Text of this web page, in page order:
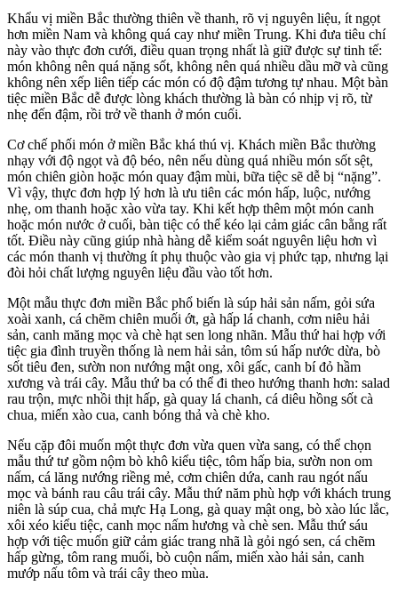
Khẩu vị miền Bắc thường thiên về thanh, rõ vị nguyên liệu, ít ngọt
hơn miền Nam và không quá cay như miền Trung. Khi đưa tiêu chí
này vào thực đơn cưới, điều quan trọng nhất là giữ được sự tinh tế:
món không nên quá nặng sốt, không nên quá nhiều dầu mỡ và cũng
không nên xếp liên tiếp các món có độ đậm tương tự nhau. Một bàn
tiệc miền Bắc dễ được lòng khách thường là bàn có nhịp vị rõ, từ
nhẹ đến đậm, rồi trở về thanh ở món cuối.
Cơ chế phối món ở miền Bắc khá thú vị. Khách miền Bắc thường
nhạy với độ ngọt và độ béo, nên nếu dùng quá nhiều món sốt sệt,
món chiên giòn hoặc món quay đậm mùi, bữa tiệc sẽ dễ bị “nặng”.
Vì vậy, thực đơn hợp lý hơn là ưu tiên các món hấp, luộc, nướng
nhẹ, om thanh hoặc xào vừa tay. Khi kết hợp thêm một món canh
hoặc món nước ở cuối, bàn tiệc có thể kéo lại cảm giác cân bằng rất
tốt. Điều này cũng giúp nhà hàng dễ kiểm soát nguyên liệu hơn vì
các món thanh vị thường ít phụ thuộc vào gia vị phức tạp, nhưng lại
đòi hỏi chất lượng nguyên liệu đầu vào tốt hơn.
Một mẫu thực đơn miền Bắc phổ biến là súp hải sản nấm, gỏi sứa
xoài xanh, cá chẽm chiên muối ớt, gà hấp lá chanh, cơm niêu hải
sản, canh măng mọc và chè hạt sen long nhãn. Mẫu thứ hai hợp với
tiệc gia đình truyền thống là nem hải sản, tôm sú hấp nước dừa, bò
sốt tiêu đen, sườn non nướng mật ong, xôi gấc, canh bí đỏ hầm
xương và trái cây. Mẫu thứ ba có thể đi theo hướng thanh hơn: salad
rau trộn, mực nhồi thịt hấp, gà quay lá chanh, cá diêu hồng sốt cà
chua, miến xào cua, canh bóng thả và chè kho.
Nếu cặp đôi muốn một thực đơn vừa quen vừa sang, có thể chọn
mẫu thứ tư gồm nộm bò khô kiểu tiệc, tôm hấp bia, sườn non om
nấm, cá lăng nướng riềng mẻ, cơm chiên dứa, canh rau ngót nấu
mọc và bánh rau câu trái cây. Mẫu thứ năm phù hợp với khách trung
niên là súp cua, chả mực Hạ Long, gà quay mật ong, bò xào lúc lắc,
xôi xéo kiểu tiệc, canh mọc nấm hương và chè sen. Mẫu thứ sáu
hợp với tiệc muốn giữ cảm giác trang nhã là gỏi ngó sen, cá chẽm
hấp gừng, tôm rang muối, bò cuộn nấm, miến xào hải sản, canh
mướp nấu tôm và trái cây theo mùa.